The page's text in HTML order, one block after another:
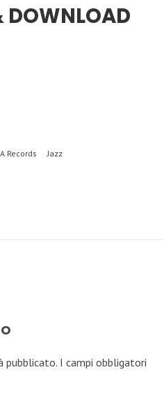
DOWNLOAD
Records Jazz
pubblicato. I campi obbligatori